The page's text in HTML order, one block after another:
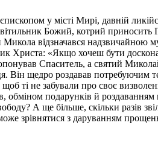
у місті Мирі, давній
Божий, котрий приносить
відзначався надзвичайною
Христа: «Якщо хочеш бути
Спаситель, а святий
Він щедро роздавав потребуючим
ті не забували про своє
обміном подарунків й
А ще більше, скільки разів
зрівнятися з даруванням